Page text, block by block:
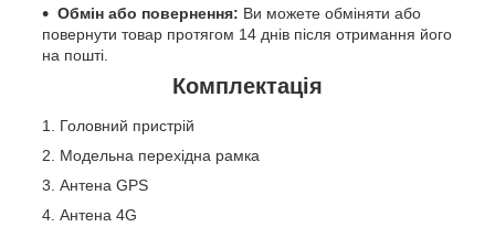
Обмін або повернення: Ви можете обміняти або
повернути товар протягом 14 днів після отримання його
на пошті.
Комплектація
Головний пристрій
Модельна перехідна рамка
Антена GPS
Антена 4G